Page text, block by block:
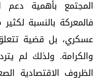
المجتمع بأهمية
فالمعركة بالنسبة
عسكري، بل قضية
والكرامة. ولذلك لم
الظروف الاقتصادية